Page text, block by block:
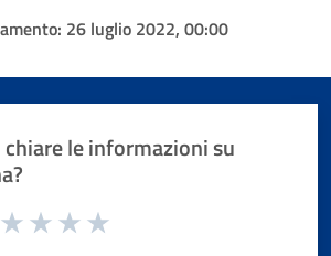
26 luglio 2022, 00:00
le informazioni su
la pagina